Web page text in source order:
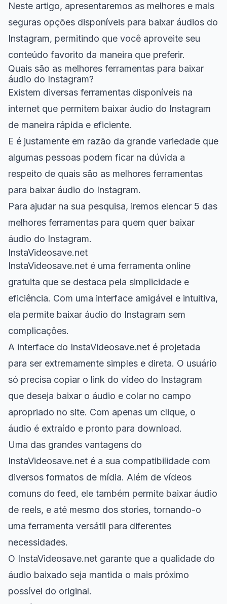
Neste artigo, apresentaremos as melhores e mais
seguras opções disponíveis para baixar áudios do
Instagram, permitindo que você aproveite seu
conteúdo favorito da maneira que preferir.
Quais são as melhores ferramentas para baixar
áudio do Instagram?
Existem diversas ferramentas disponíveis na
internet que permitem baixar áudio do Instagram
de maneira rápida e eficiente.
E é justamente em razão da grande variedade que
algumas pessoas podem ficar na dúvida a
respeito de quais são as melhores ferramentas
para baixar áudio do Instagram.
Para ajudar na sua pesquisa, iremos elencar 5 das
melhores ferramentas para quem quer baixar
áudio do Instagram.
InstaVideosave.net
InstaVideosave.net é uma ferramenta online
gratuita que se destaca pela simplicidade e
eficiência. Com uma interface amigável e intuitiva,
ela permite baixar áudio do Instagram sem
complicações.
A interface do InstaVideosave.net é projetada
para ser extremamente simples e direta. O usuário
só precisa copiar o link do vídeo do Instagram
que deseja baixar o áudio e colar no campo
apropriado no site. Com apenas um clique, o
áudio é extraído e pronto para download.
Uma das grandes vantagens do
InstaVideosave.net é a sua compatibilidade com
diversos formatos de mídia. Além de vídeos
comuns do feed, ele também permite baixar áudio
de reels, e até mesmo dos stories, tornando-o
uma ferramenta versátil para diferentes
necessidades.
O InstaVideosave.net garante que a qualidade do
áudio baixado seja mantida o mais próximo
possível do original.